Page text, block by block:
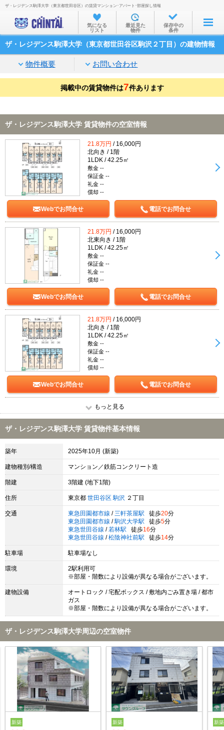
お部屋を探す
沿線・駅から
家賃相場から
通勤通学時間から
不動産会社から
TOP
ザ・レジデンス駒澤大学（東京都世田谷区）の賃貸マンション･アパート･部屋探し情報
気になる
リスト
最近見た
物件
保存中の
条件
ザ・レジデンス駒澤大学（東京都世田谷区駒沢２丁目）の建物情報
物件概要 お問い合わせ
掲載中の賃貸物件は7件あります
ザ・レジデンス駒澤大学 賃貸物件の空室情報
21.8万円 / 16,000円
北向き / 1階
1LDK / 42.25㎡
敷金 --
保証金 --
礼金 --
償却 --
Webでお問合せ 電話でお問合せ
21.8万円 / 16,000円
北東向き / 1階
1LDK / 42.25㎡
敷金 --
保証金 --
礼金 --
償却 --
Webでお問合せ 電話でお問合せ
21.8万円 / 16,000円
北向き / 1階
1LDK / 42.25㎡
敷金 --
保証金 --
礼金 --
償却 --
Webでお問合せ 電話でお問合せ
もっと見る
ザ・レジデンス駒澤大学 賃貸物件基本情報
築年 2025年10月 (新築)
建物種別/構造 マンション／鉄筋コンクリート造
階建 3階建 (地下1階)
住所 東京都 世田谷区 駒沢 ２丁目
交通 東急田園都市線 / 三軒茶屋駅 徒歩20分
東急田園都市線 / 駒沢大学駅 徒歩5分
東急世田谷線 / 若林駅 徒歩16分
東急世田谷線 / 松陰神社前駅 徒歩14分
駐車場 駐車場なし
環境
2駅利用可
※部屋・階数により設備が異なる場合がございます。
建物設備
オートロック / 宅配ボックス / 敷地内ごみ置き場 / 都市
ガス
※部屋・階数により設備が異なる場合がございます。
ザ・レジデンス駒澤大学周辺の空室物件
新築 新築 新築